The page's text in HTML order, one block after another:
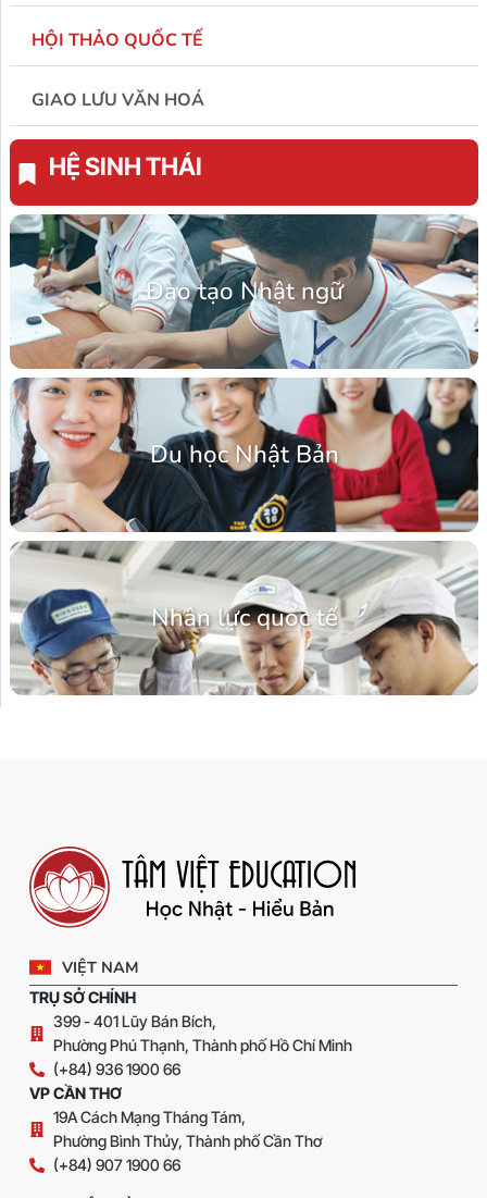
HỘI THẢO QUỐC TẾ
GIAO LƯU VĂN HOÁ
HỆ SINH THÁI
Đào tạo Nhật ngữ
Du học Nhật Bản
Nhân lực quốc tế
VIỆT NAM
TRỤ SỞ CHÍNH
399 - 401 Lũy Bán Bích,
Phường Phú Thạnh, Thành phố Hồ Chí Minh
(+84) 936 1900 66
VP CẦN THƠ
19A Cách Mạng Tháng Tám,
Phường Bình Thủy, Thành phố Cần Thơ
(+84) 907 1900 66